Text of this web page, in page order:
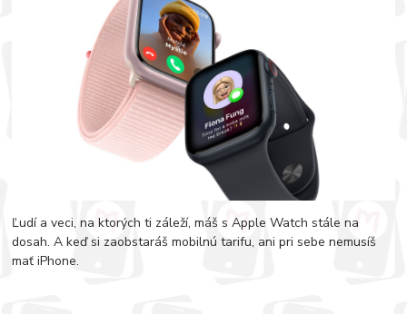
Ľudí a veci, na ktorých ti záleží, máš s Apple Watch stále na
dosah. A keď si zaobstaráš mobilnú tarifu, ani pri sebe nemusíš
mať iPhone.